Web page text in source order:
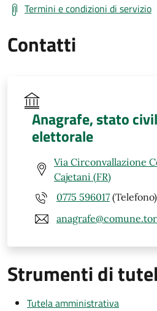
Termini e condizioni di servizio
Contatti
Anagrafe, stato
elettorale
Via Circonvallazione
Cajetani (FR)
0775 596017 (Telefono)
Strumenti di
Tutela amministrativa